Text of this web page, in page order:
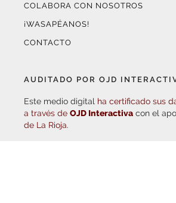
COLABORA CON NOSOTROS
¡WASAPÉANOS!
CONTACTO
AUDITADO POR OJD
Este medio digital ha certificado sus
a través de OJD Interactiva con el
de La Rioja.